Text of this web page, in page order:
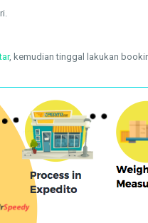
, kemudian tinggal lakukan